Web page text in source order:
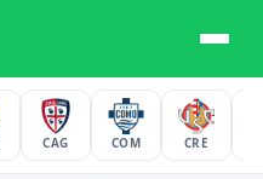
CAG COM CRE